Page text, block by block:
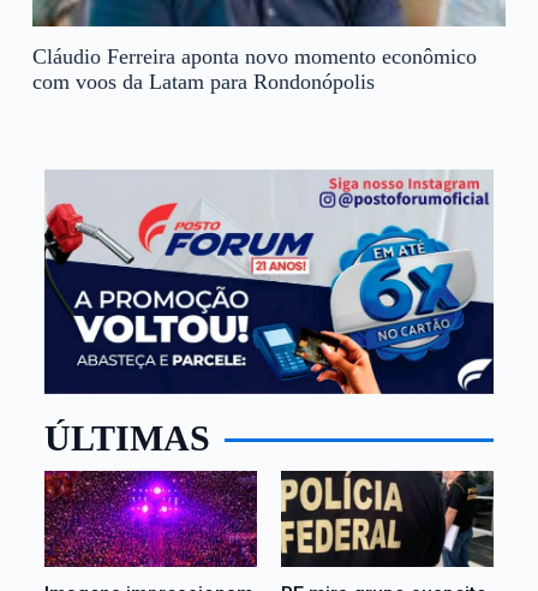
Cláudio Ferreira aponta novo momento econômico
com voos da Latam para Rondonópolis
ÚLTIMAS